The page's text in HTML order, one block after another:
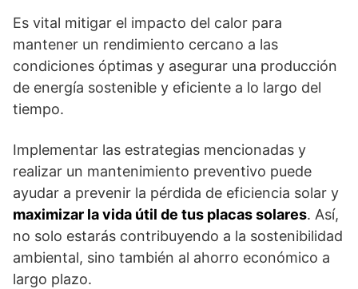
Es vital mitigar el impacto del calor para
mantener un rendimiento cercano a las
condiciones óptimas y asegurar una producción
de energía sostenible y eficiente a lo largo del
tiempo.
Implementar las estrategias mencionadas y
realizar un mantenimiento preventivo puede
ayudar a prevenir la pérdida de eficiencia solar y
maximizar la vida útil de tus placas solares. Así,
no solo estarás contribuyendo a la sostenibilidad
ambiental, sino también al ahorro económico a
largo plazo.